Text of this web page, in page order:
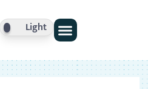
Light